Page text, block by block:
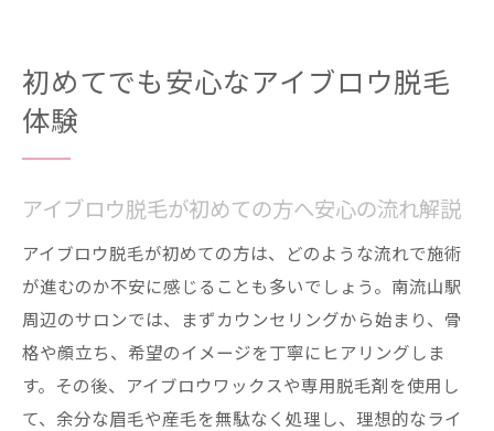
初めてでも安心なアイブロウ脱毛
体験
アイブロウ脱毛が初めての方へ安心の流れ解説
アイブロウ脱毛が初めての方は、どのような流れで施術
が進むのか不安に感じることも多いでしょう。南流山駅
周辺のサロンでは、まずカウンセリングから始まり、骨
格や顔立ち、希望のイメージを丁寧にヒアリングしま
す。その後、アイブロウワックスや専用脱毛剤を使用し
て、余分な眉毛や産毛を無駄なく処理し、理想的なライ